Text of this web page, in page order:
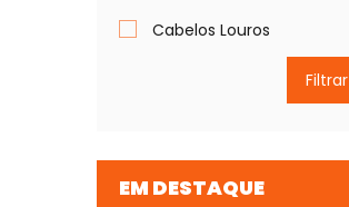
Cabelos Louros
Condicionador de Volume
Filtrar
EM DESTAQUE